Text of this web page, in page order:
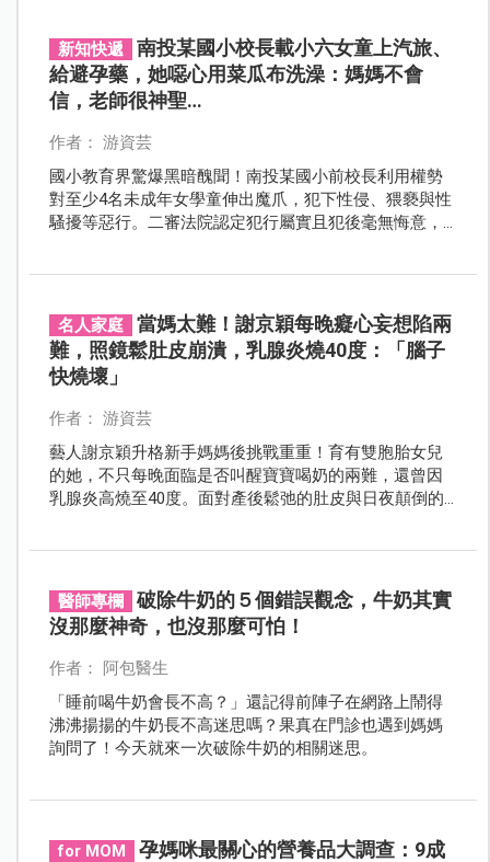
新知快遞
南投某國小校長載小六女童上汽旅、
給避孕藥，她噁心用菜瓜布洗澡：媽媽不會
信，老師很神聖…
作者： 游資芸
國小教育界驚爆黑暗醜聞！南投某國小前校長利用權勢
對至少4名未成年女學童伸出魔爪，犯下性侵、猥褻與性
騷擾等惡行。二審法院認定犯行屬實且犯後毫無悔意，
名人家庭
當媽太難！謝京穎每晚癡心妄想陷兩
難，照鏡鬆肚皮崩潰，乳腺炎燒40度：「腦子
快燒壞」
作者： 游資芸
藝人謝京穎升格新手媽媽後挑戰重重！育有雙胞胎女兒
的她，不只每晚面臨是否叫醒寶寶喝奶的兩難，還曾因
乳腺炎高燒至40度。面對產後鬆弛的肚皮與日夜顛倒的
醫師專欄
破除牛奶的５個錯誤觀念，牛奶其實
沒那麼神奇，也沒那麼可怕！
作者： 阿包醫生
「睡前喝牛奶會長不高？」還記得前陣子在網路上鬧得
沸沸揚揚的牛奶長不高迷思嗎？果真在門診也遇到媽媽
詢問了！今天就來一次破除牛奶的相關迷思。
for MOM
孕媽咪最關心的營養品大調查：9成